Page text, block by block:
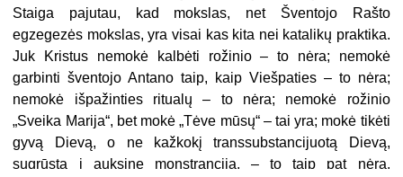
Staiga pajutau, kad mokslas, net Šventojo Rašto
egzegezės mokslas, yra visai kas kita nei katalikų praktika.
Juk Kristus nemokė kalbėti rožinio – to nėra; nemokė
garbinti šventojo Antano taip, kaip Viešpaties – to nėra;
nemokė išpažinties ritualų – to nėra; nemokė rožinio
„Sveika Marija“, bet mokė „Tėve mūsų“ – tai yra; mokė tikėti
gyvą Dievą, o ne kažkokį transsubstancijuotą Dievą,
sugrūstą į auksinę monstranciją, – to taip pat nėra.